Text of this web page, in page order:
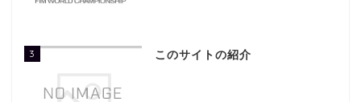
3 このサイトの紹介